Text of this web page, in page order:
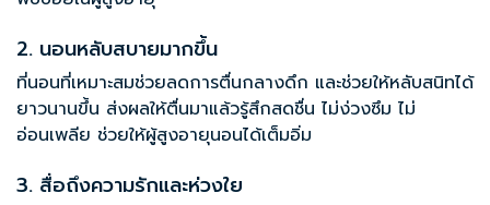
2. นอนหลับสบายมากขึ้น
ที่นอนที่เหมาะสมช่วยลดการตื่นกลางดึก และช่วยให้หลับสนิทได้
ยาวนานขึ้น ส่งผลให้ตื่นมาแล้วรู้สึกสดชื่น ไม่ง่วงซึม ไม่
อ่อนเพลีย ช่วยให้ผู้สูงอายุนอนได้เต็มอิ่ม
3. สื่อถึงความรักและห่วงใย